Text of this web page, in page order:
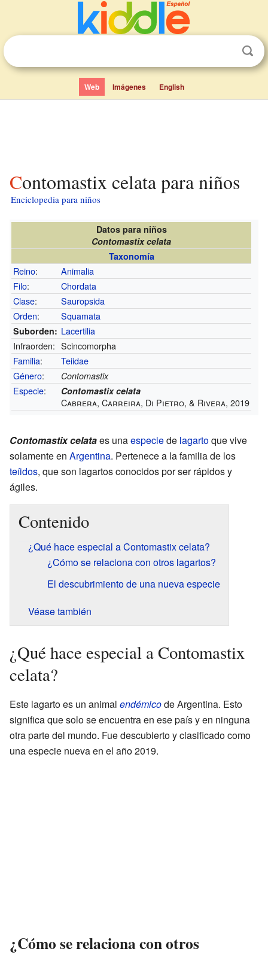
Web Imágenes English
Contomastix celata para niños
Enciclopedia para niños
Datos para niños
Contomastix celata
Taxonomía
Reino:
Animalia
Filo:
Chordata
Clase:
Sauropsida
Orden: Squamata
Suborden: Lacertilia
Infraorden: Scincomorpha
Familia:
Teiidae
Género: Contomastix
Especie: Contomastix celata
Cabrera, Carreira, Di Pietro, & Rivera, 2019
Contomastix celataes unaespeciede lagartoque vive
solamente en Argentina. Pertenece a la familia de los
teíidos, que son lagartos conocidos por ser rápidos y
ágiles.
Contenido
¿Qué hace especial a Contomastix celata?
¿Cómo se relaciona con otros lagartos?
El descubrimiento de una nueva especie
Véase también
¿Qué hace especial a Contomastix
celata?
Este lagarto es un animal endémicode Argentina. Esto
significa que solo se encuentra en ese país y en ninguna
otra parte del mundo. Fue descubierto y clasificado como
una especie nueva en el año 2019.
¿Cómo se relaciona con otros